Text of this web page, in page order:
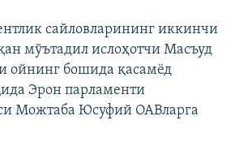
сайловларининг иккинчи
мўътадил ислоҳотчи Масъуд
ойнинг бошида қасамёд
Эрон парламенти
Можтаба Юсуфий ОАВларга